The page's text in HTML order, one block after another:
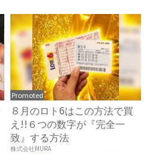
Promoted
８月のロト6はこの方法で買
え!!６つの数字が『完全一
致』する方法
株式会社MURA